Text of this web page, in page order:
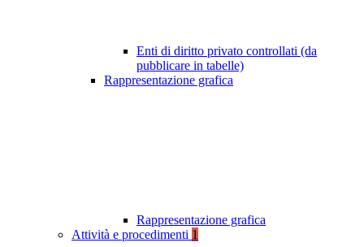
Enti di diritto privato controllati (da
pubblicare in tabelle)
Rappresentazione grafica
Rappresentazione grafica
Attività e procedimenti 1